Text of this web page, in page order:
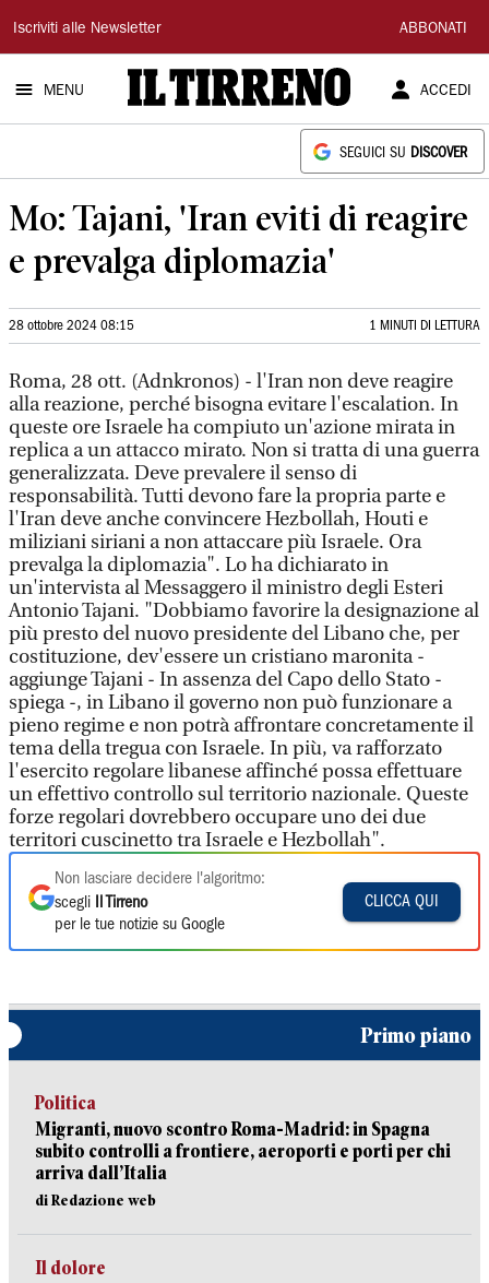
Il
Tirreno
Iscriviti alle Newsletter ABBONATI
MENU ACCEDI
SEGUICI SU DISCOVER
Mo: Tajani, 'Iran eviti di reagire
e prevalga diplomazia'
28 ottobre 2024 08:15 1 MINUTI DI LETTURA
Roma, 28 ott. (Adnkronos) - l'Iran non deve reagire
alla reazione, perché bisogna evitare l'escalation. In
queste ore Israele ha compiuto un'azione mirata in
replica a un attacco mirato. Non si tratta di una guerra
generalizzata. Deve prevalere il senso di
responsabilità. Tutti devono fare la propria parte e
l'Iran deve anche convincere Hezbollah, Houti e
miliziani siriani a non attaccare più Israele. Ora
prevalga la diplomazia". Lo ha dichiarato in
un'intervista al Messaggero il ministro degli Esteri
Antonio Tajani. "Dobbiamo favorire la designazione al
più presto del nuovo presidente del Libano che, per
costituzione, dev'essere un cristiano maronita -
aggiunge Tajani - In assenza del Capo dello Stato -
spiega -, in Libano il governo non può funzionare a
pieno regime e non potrà affrontare concretamente il
tema della tregua con Israele. In più, va rafforzato
l'esercito regolare libanese affinché possa effettuare
un effettivo controllo sul territorio nazionale. Queste
forze regolari dovrebbero occupare uno dei due
territori cuscinetto tra Israele e Hezbollah".
Non lasciare decidere l'algoritmo:
scegli
Il Tirreno
per le tue notizie su Google
CLICCA QUI
Primo piano
Politica
Migranti, nuovo scontro Roma-Madrid: in Spagna
subito controlli a frontiere, aeroporti e porti per chi
arriva dall’Italia
di Redazione web
Il dolore